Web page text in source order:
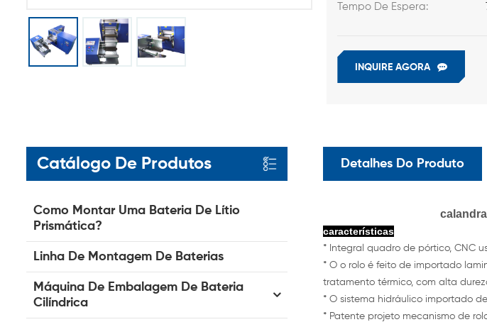
Tempo De Espera:
INQUIRE AGORA
Catálogo De Produtos
Como Montar Uma Bateria De Lítio
Prismática?
Linha De Montagem De Baterias
Máquina De Embalagem De Bateria
Cilíndrica
Detalhes Do Produto
características
* Integral quadro de pórtico, CNC
* O o rolo é feito de importado
tratamento térmico, com alta
* O sistema hidráulico importado
* Patente projeto mecanismo de